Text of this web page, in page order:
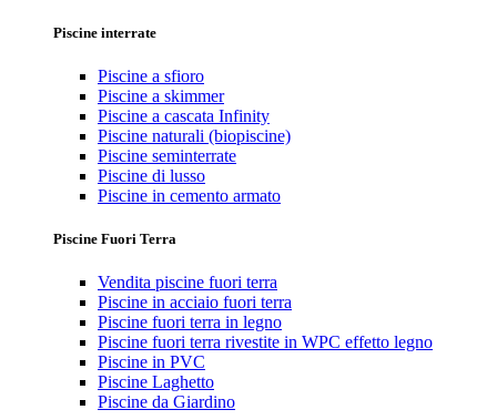
Piscine interrate
Piscine a sfioro
Piscine a skimmer
Piscine a cascata Infinity
Piscine naturali (biopiscine)
Piscine seminterrate
Piscine di lusso
Piscine in cemento armato
Piscine Fuori Terra
Vendita piscine fuori terra
Piscine in acciaio fuori terra
Piscine fuori terra in legno
Piscine fuori terra rivestite in WPC effetto legno
Piscine in PVC
Piscine Laghetto
Piscine da Giardino